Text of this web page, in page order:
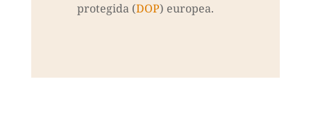
protegida (DOP) europea.